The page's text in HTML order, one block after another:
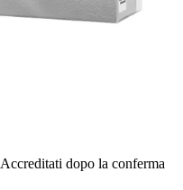
Accreditati dopo la conferma